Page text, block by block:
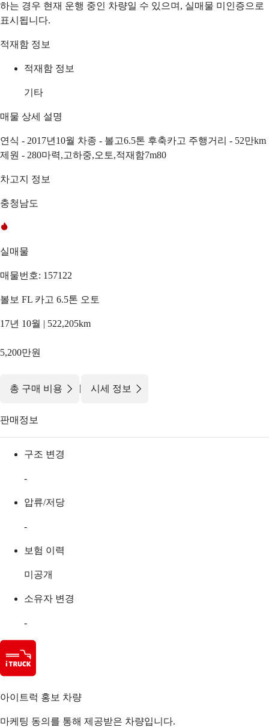
하는 경우 현재 운행 중인 차량일 수 있으며, 실매물 미인증으로
표시됩니다.
적재함 정보
적재함 정보
기타
매물 상세 설명
연식 - 2017년10월 차종 - 볼고6.5톤 후축카고 주행거리 - 52만km
제원 - 280마력,고하중,오토,적재함7m80
차고지 정보
충청남도
실매물
매물번호: 157122
볼보 FL 카고 6.5톤 오토
17년 10월 | 522,205km
5,200만원
총 구매 비용 | 시세 정보
판매정보
구조 변경
-
압류/저당
-
보험 이력
미공개
소유자 변경
-
아이트럭 홍보 차량
마케팅 동의를 통해 제공받은 차량입니다.